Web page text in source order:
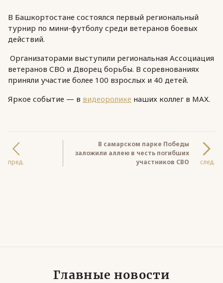
В Башкортостане состоялся первый региональный
турнир по мини-футболу среди ветеранов боевых
действий.
Организаторами выступили региональная Ассоциация
ветеранов СВО и Дворец борьбы. В соревнованиях
приняли участие более 100 взрослых и 40 детей.
Яркое событие — в видеоролике наших коллег в МАХ.
пред.
В самарском парке Победы
заложили аллею в честь погибших
участников СВО
след.
Главные новости